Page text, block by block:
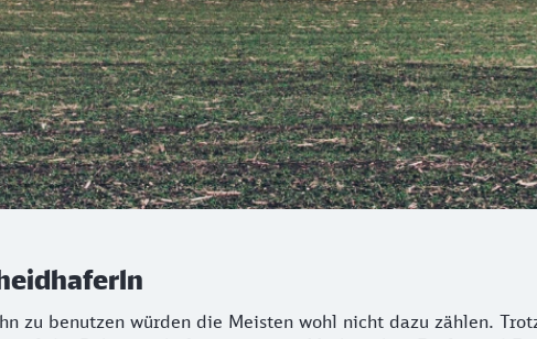
zu benutzen würden die Meisten wohl nicht dazu zählen.